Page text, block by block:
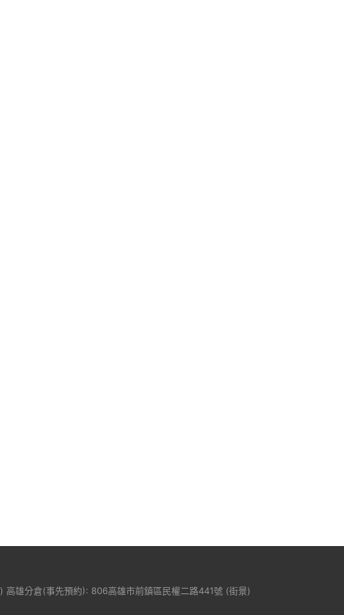
) 高雄分倉(事先預約): 806高雄市前鎮區民權二路441號 (街景)